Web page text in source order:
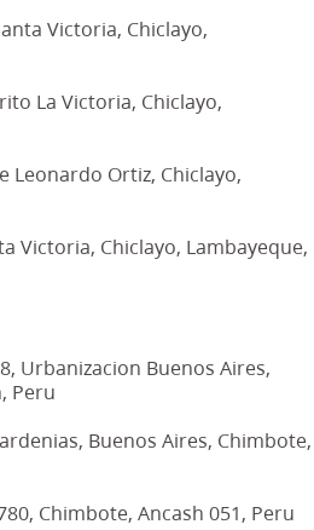
Victoria, Chiclayo,
La Victoria, Chiclayo,
Leonardo Ortiz, Chiclayo,
Victoria, Chiclayo, Lambayeque,
Urbanizacion Buenos Aires,
Peru
Buenos Aires, Chimbote,
Chimbote, Ancash 051, Peru